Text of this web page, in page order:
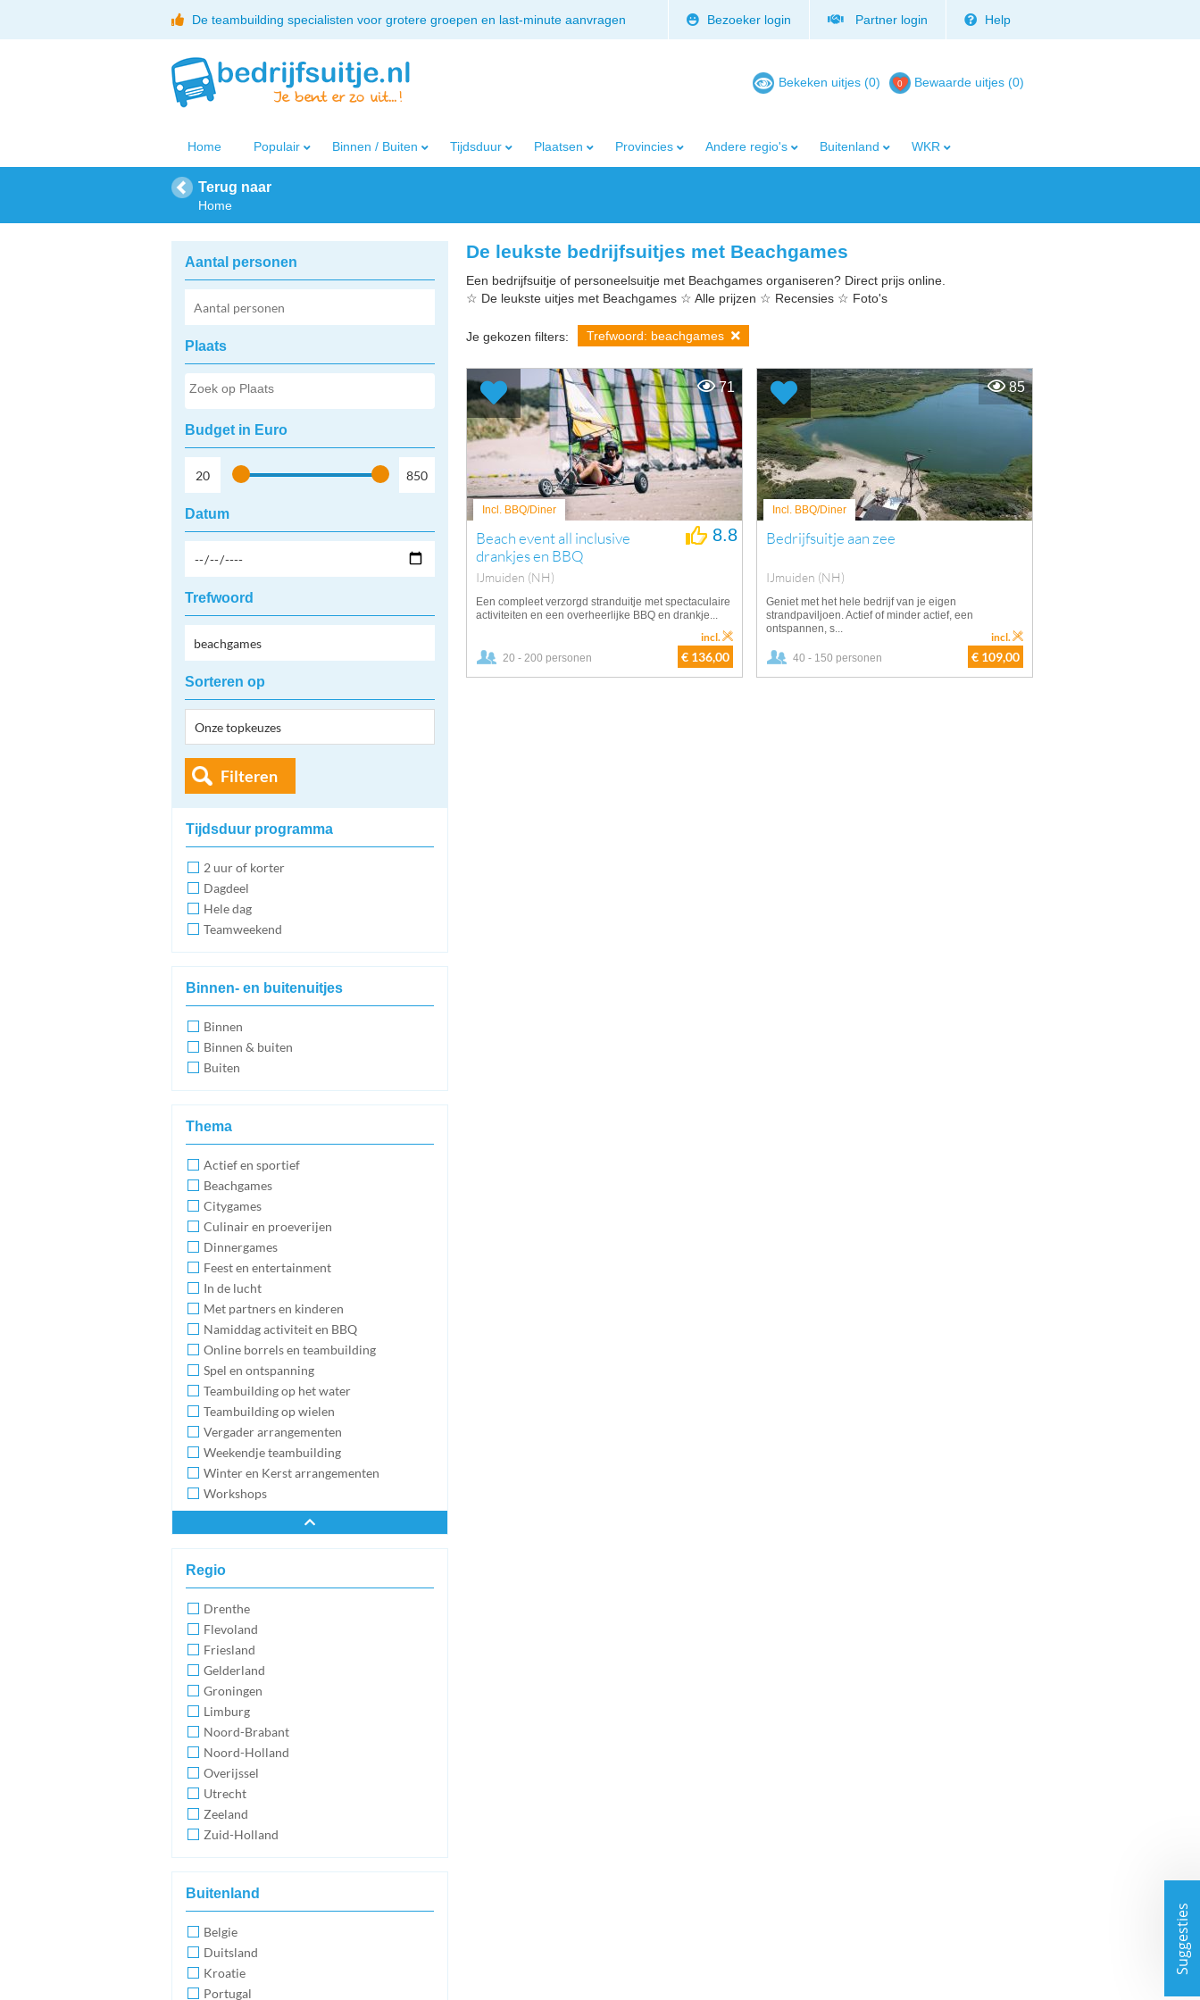
De teambuilding specialisten voor grotere groepen en last-minute aanvragen Bezoeker login Partner login Help
Bekeken uitjes (0) Bewaarde uitjes (0)
Home Populair Binnen / Buiten Tijdsduur Plaatsen Provincies Andere regio's Buitenland WKR
Terug naar
Home
Aantal personen
Plaats
Budget in Euro
Datum
Trefwoord
Sorteren op
Filteren
Tijdsduur programma
2 uur of korter
Dagdeel
Hele dag
Teamweekend
Binnen- en buitenuitjes
Binnen
Binnen & buiten
Buiten
Thema
Actief en sportief
Beachgames
Citygames
Culinair en proeverijen
Dinnergames
Feest en entertainment
In de lucht
Met partners en kinderen
Namiddag activiteit en BBQ
Online borrels en teambuilding
Spel en ontspanning
Teambuilding op het water
Teambuilding op wielen
Vergader arrangementen
Weekendje teambuilding
Winter en Kerst arrangementen
Workshops
Regio
Drenthe
Flevoland
Friesland
Gelderland
Groningen
Limburg
Noord-Brabant
Noord-Holland
Overijssel
Utrecht
Zeeland
Zuid-Holland
Buitenland
Belgie
Duitsland
Kroatie
Portugal
De leukste bedrijfsuitjes met Beachgames
Een bedrijfsuitje of personeelsuitje met Beachgames organiseren? Direct prijs online.
☆ De leukste uitjes met Beachgames ☆ Alle prijzen ☆ Recensies ☆ Foto's
Je gekozen filters: Trefwoord: beachgames
Incl. BBQ/Diner
Beach event all inclusive
drankjes en BBQ
IJmuiden (NH)
8.8
Een compleet verzorgd stranduitje met spectaculaire
activiteiten en een overheerlijke BBQ en drankje...
20 - 200 personen € 136,00
incl.
71
Incl. BBQ/Diner
Bedrijfsuitje aan zee
IJmuiden (NH)
Geniet met het hele bedrijf van je eigen
strandpaviljoen. Actief of minder actief, een
ontspannen, s...
40 - 150 personen € 109,00
incl.
85
Suggesties